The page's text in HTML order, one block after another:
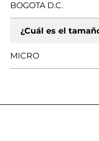
BOGOTA D.C.
¿Cuál es el
MICRO